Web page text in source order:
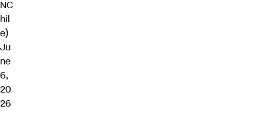
NC
hil
e)
Ju
ne
6,
20
26